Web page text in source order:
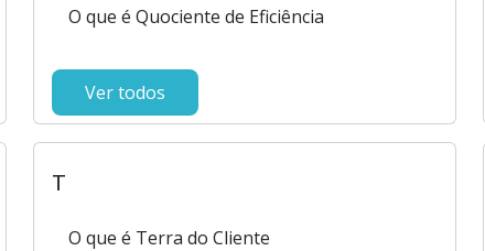
O que é Quociente de Eficiência
Ver todos
T
O que é Terra do Cliente